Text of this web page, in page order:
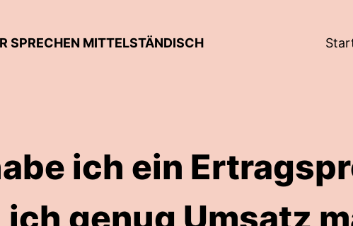
SPRECHEN MITTELSTÄNDISCH
ich ein